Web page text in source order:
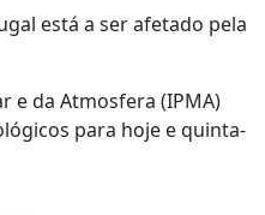
está a ser afetado pela
e da Atmosfera (IPMA)
para hoje e quinta-